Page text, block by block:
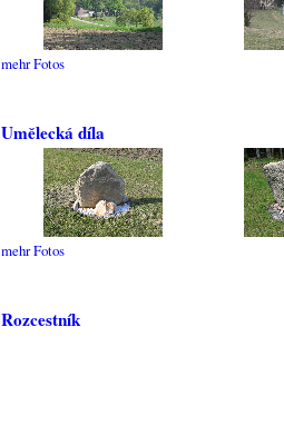
mehr Fotos
Umělecká díla
mehr Fotos
Rozcestník